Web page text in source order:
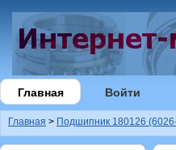
Главная Войти
Главная > Подшипник 180126